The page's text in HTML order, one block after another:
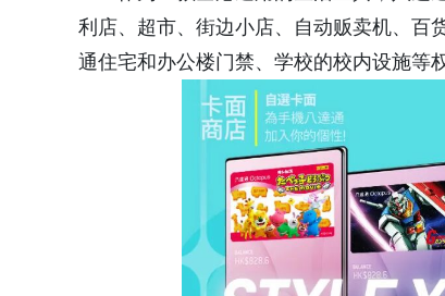
利店、超市、街边小店、自动贩卖机、百
通住宅和办公楼门禁、学校的校内设施等